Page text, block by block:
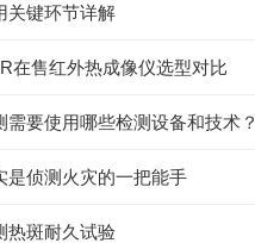
关键环节详解
在售红外热成像仪选型对比
需要使用哪些检测设备和技术？
是侦测火灾的一把能手
热斑耐久试验